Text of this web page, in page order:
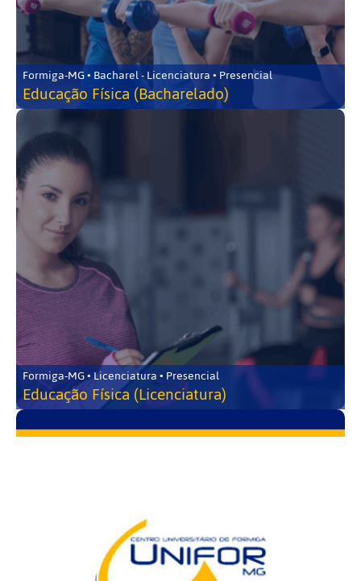
Formiga-MG • Bacharel - Licenciatura • Presencial
Educação Física (Bacharelado)
Formiga-MG • Licenciatura • Presencial
Educação Física (Licenciatura)